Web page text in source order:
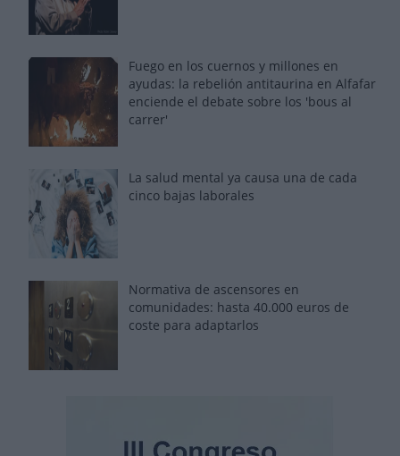
Fuego en los cuernos y millones en
ayudas: la rebelión antitaurina en Alfafar
enciende el debate sobre los 'bous al
carrer'
La salud mental ya causa una de cada
cinco bajas laborales
Normativa de ascensores en
comunidades: hasta 40.000 euros de
coste para adaptarlos